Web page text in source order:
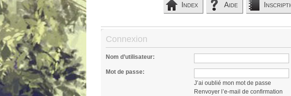
Index Aide
Connexion
Nom d’utilisateur:
Mot de passe:
J’ai oublié mon mot de passe
Renvoyer l’e-mail de confirmation